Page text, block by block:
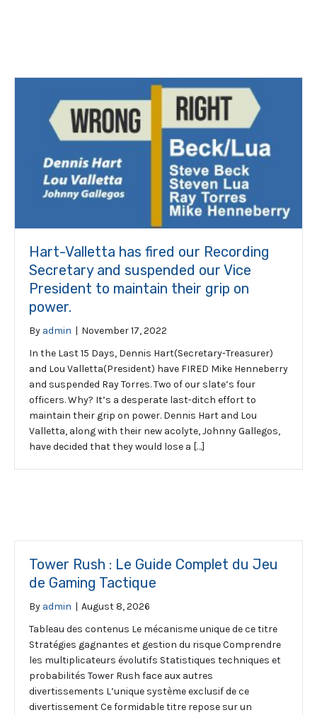
Hart-Valletta has fired our Recording
Secretary and suspended our Vice
President to maintain their grip on
power.
By admin | November 17, 2022
In the Last 15 Days, Dennis Hart(Secretary-Treasurer)
and Lou Valletta(President) have FIRED Mike Henneberry
and suspended Ray Torres. Two of our slate’s four
officers. Why? It’s a desperate last-ditch effort to
maintain their grip on power. Dennis Hart and Lou
Valletta, along with their new acolyte, Johnny Gallegos,
have decided that they would lose a […]
Tower Rush : Le Guide Complet du Jeu
de Gaming Tactique
By admin | August 8, 2026
Tableau des contenus Le mécanisme unique de ce titre
Stratégies gagnantes et gestion du risque Comprendre
les multiplicateurs évolutifs Statistiques techniques et
probabilités Tower Rush face aux autres
divertissements L’unique système exclusif de ce
divertissement Ce formidable titre repose sur un